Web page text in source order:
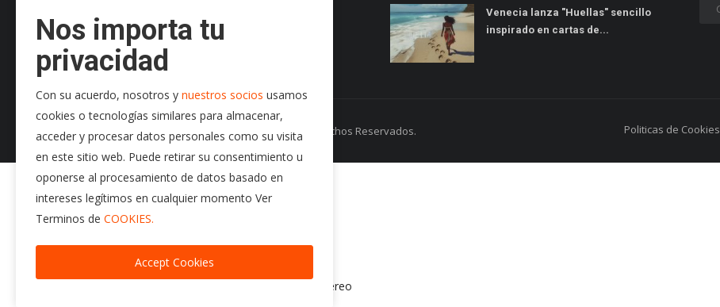
Venecia lanza "Huellas" sencillo
inspirado en cartas de...
Copyright 2024 Radio Play Stereo- Todos los Derechos Reservados. Politicas de Cookies
Nos importa tu
privacidad
Con su acuerdo, nosotros y nuestros socios usamos
cookies o tecnologías similares para almacenar,
acceder y procesar datos personales como su visita
en este sitio web. Puede retirar su consentimiento u
oponerse al procesamiento de datos basado en
intereses legítimos en cualquier momento Ver
Terminos de COOKIES.
Accept Cookies
95.7 f.m.
Radio Play Stereo
audio/images/p3.jpg
https://radioplaystereo.com
https://stream.giostreaming.app:2020/stream/radio-playstereo